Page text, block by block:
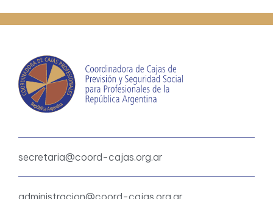
secretaria@coord-cajas.org.ar
administracion@coord-cajas.org.ar